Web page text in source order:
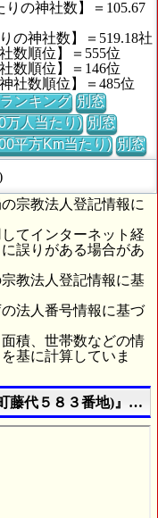
りの神社数】＝105.67
の神社数】＝519.18社
数順位】＝555位
数順位】＝146位
社数順位】＝485位
ンキング 別窓
万人当たり) 別窓
平方Km当たり) 別窓
宗教法人登記情報に
てインターネット経
誤りがある場合があ
教法人登記情報に基
法人番号情報に基づ
積、世帯数などの情
基に計算していま
藤代５８３番地)』の